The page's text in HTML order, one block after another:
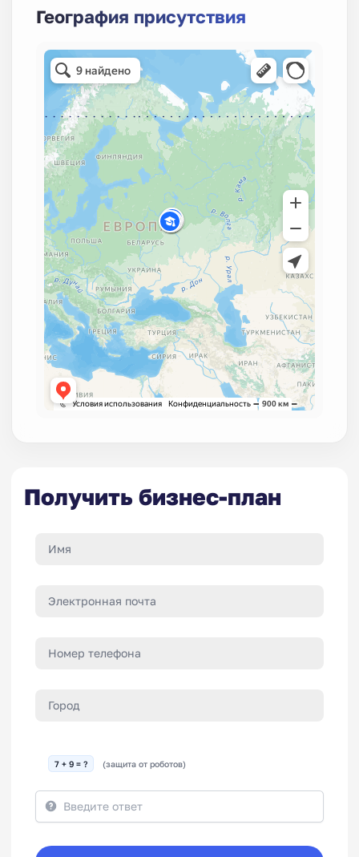
География присутствия
Получить бизнес-план
7 + 9 = ? (защита от роботов)